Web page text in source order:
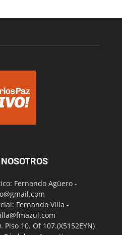
Fernando Agüero -
Fernando Villa -
10. Of 107.(X5152EYN)